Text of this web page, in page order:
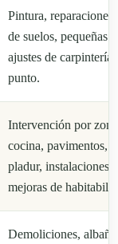
Pintura,
de suelos, pequeñas
ajustes de carpintería
punto.
Intervención por
cocina, pavimentos,
pladur, instalaciones
mejoras de
Demoliciones,